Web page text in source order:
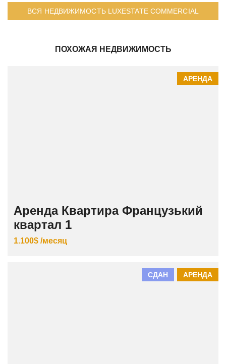
ВСЯ НЕДВИЖИМОСТЬ LUXESTATE COMMERCIAL
ПОХОЖАЯ НЕДВИЖИМОСТЬ
АРЕНДА
Аренда Квартира Французький
квартал 1
1.100$ /месяц
АРЕНДА
СДАН